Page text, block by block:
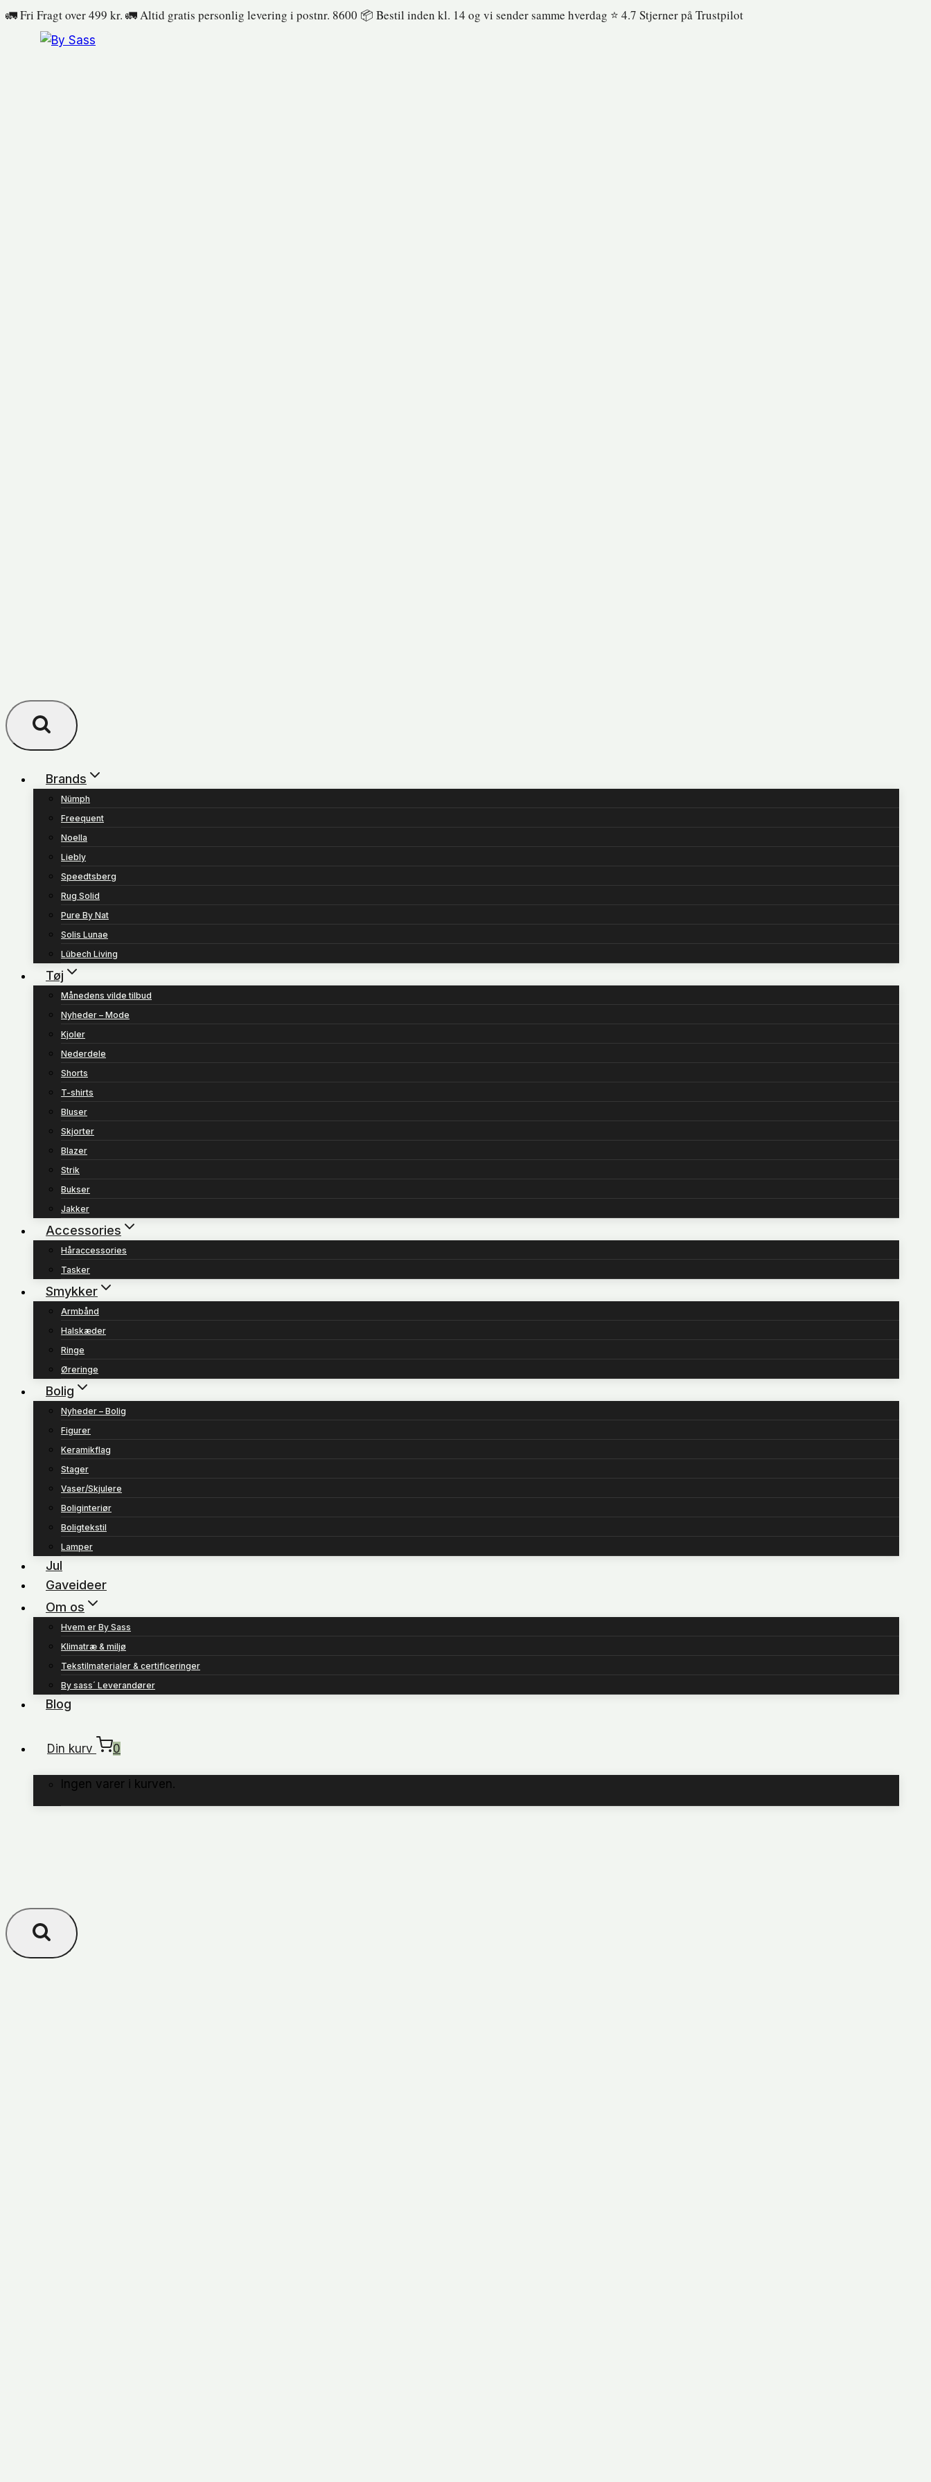
Fortsæt
🚛 Fri Fragt over 499 kr. 🚛 Altid gratis personlig levering i postnr. 8600 📦 Bestil inden kl. 14 og vi sender samme hverdag ⭐️ 4.7 Stjerner på Trustpilot
Brands
Nümph
Freequent
Noella
Liebly
Speedtsberg
Rug Solid
Pure By Nat
Solis Lunae
Lübech Living
Tøj
Månedens vilde tilbud
Nyheder – Mode
Kjoler
Nederdele
Shorts
T-shirts
Bluser
Skjorter
Blazer
Strik
Bukser
Jakker
Accessories
Håraccessories
Tasker
Smykker
Armbånd
Halskæder
Ringe
Øreringe
Bolig
Nyheder – Bolig
Figurer
Keramikflag
Stager
Vaser/Skjulere
Boliginteriør
Boligtekstil
Lamper
Jul
Gaveideer
Om os
Hvem er By Sass
Klimatræ & miljø
Tekstilmaterialer & certificeringer
By sass´ Leverandører
Blog
Din kurv 0
Ingen varer i kurven.